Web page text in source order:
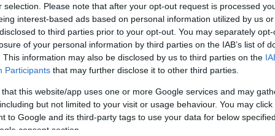
selection. Please note that after your opt-out request is processed
interest-based ads based on personal information utilized by us
to third parties prior to your opt-out. You may separately
of your personal information by third parties on the IAB’s list of
This information may also be disclosed by us to third parties on the
Participants that may further disclose it to other third parties.
that this website/app uses one or more Google services and may
but not limited to your visit or usage behaviour. You may
to Google and its third-party tags to use your data for below
consent section.
egyre népszerűbbek minden otthonban
dekorációk. Ősszel és télen különösen kedveljük
Képekért KATT a fotóra! - Fotó:
áruházaktól
a gyertyák számos típusát
és hozzájuk
kellékeket, melyekel meghittebb hangulatot
otthonunkba.
18:19
A
16:21
14:26
a